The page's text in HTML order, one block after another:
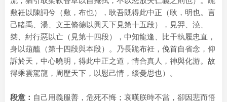
敷衽以陳詞兮（敷，布也），耿吾既得此中正（耿，明也。言
己睹禹、湯、文王脩德以興天下見第十五段），見羿、澆、
桀、紂行惡以亡（見第十四段），中知龍逢、比干執履忠直，
身以葅醢（第十四段與本段）。乃長跪布衽，俛首自省念，仰
訴於天，中心曉明，得此中正之道，情合真人，神與化游。故
得乘雲駕龍，周歷天下，以慰己情，緩憂思也）。
段意： 自己用義服善，危死不悔；哀嘆朕時不當，卻因悲而悟